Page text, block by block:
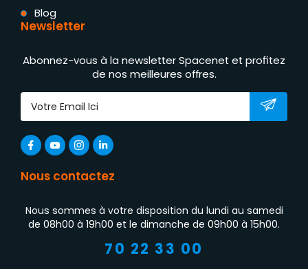
Blog
Newsletter
Abonnez-vous à la newsletter Spacenet et profitez
de nos meilleures offres.
Nous contactez
Nous sommes à votre disposition du lundi au samedi
de 08h00 à 19h00 et le dimanche de 09h00 à 15h00.
70 22 33 00